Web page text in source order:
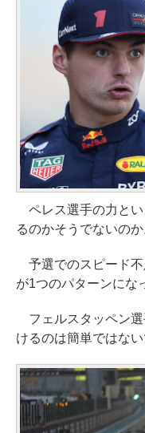
ペレス選手の力とい
るのかそうでないのか
予選でのスピード不
が1つのパターンにな
フェルスタッペン選
けるのは簡単ではない